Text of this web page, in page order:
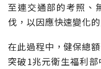
至連交通部的考照、
伐，以因應快速變化
在此過程中，健保總
突破1兆元衛生福利